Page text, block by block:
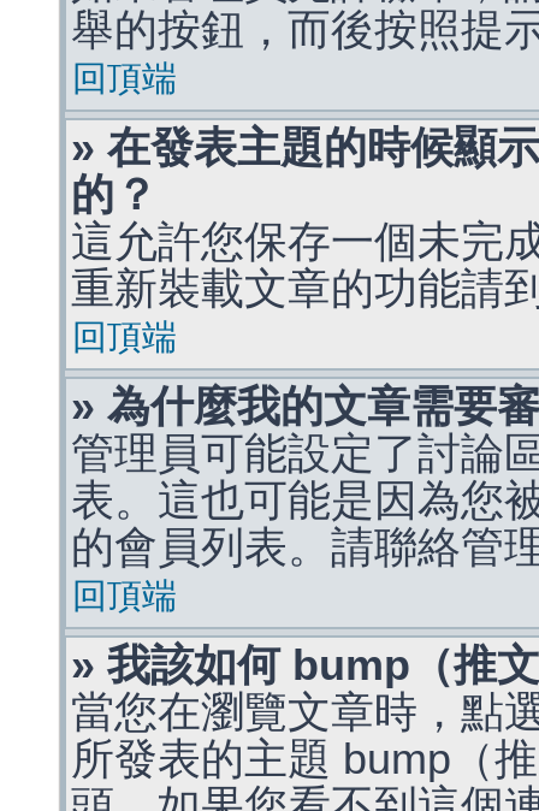
舉的按鈕，而後按照提
回頂端
» 在發表主題的時候顯
的？
這允許您保存一個未完
重新裝載文章的功能請
回頂端
» 為什麼我的文章需要
管理員可能設定了討論
表。這也可能是因為您
的會員列表。請聯絡管
回頂端
» 我該如何 bump（推
當您在瀏覽文章時，點
所發表的主題 bump（